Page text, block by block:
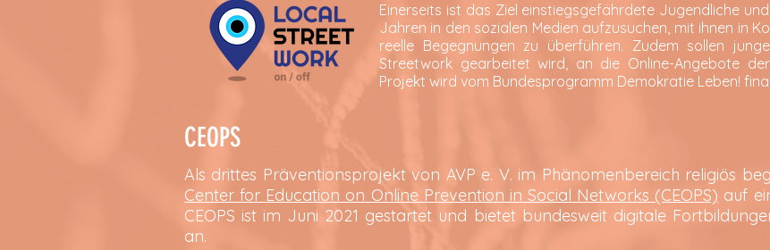
Einerseits ist das Ziel einstiegsgefährdete Jugendliche
Jahren in den sozialen Medien aufzusuchen, mit ihnen in
reelle Begegnungen zu überführen. Zudem sollen
Streetwork gearbeitet wird, an die Online-Angebote
Projekt wird vom Bundesprogramm Demokratie Leben!
CEOPS
Als drittes Präventionsprojekt von AVP e. V. im Phänomenbereich religiös
Center for Education on Online Prevention in Social Networks (CEOPS) auf
CEOPS ist im Juni 2021 gestartet und bietet bundesweit digitale
an.